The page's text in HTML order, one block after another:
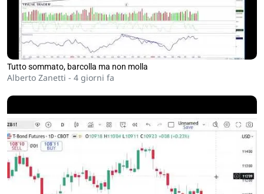
Tutto sommato, barcolla ma non molla
Alberto Zanetti - 4 giorni fa